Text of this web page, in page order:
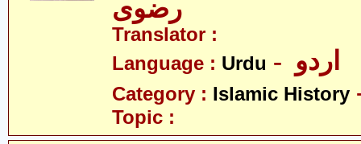
Translator :
Language : Urdu
Category : Islamic History
Topic :